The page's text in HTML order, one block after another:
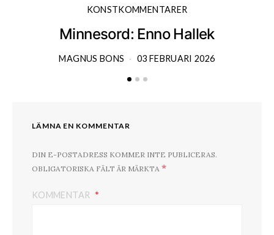
KONSTKOMMENTARER
Minnesord: Enno Hallek
MAGNUS BONS 03 FEBRUARI 2026
LÄMNA EN KOMMENTAR
DIN E-POSTADRESS KOMMER INTE PUBLICERAS.
OBLIGATORISKA FÄLT ÄR MÄRKTA *
KOMMENTAR